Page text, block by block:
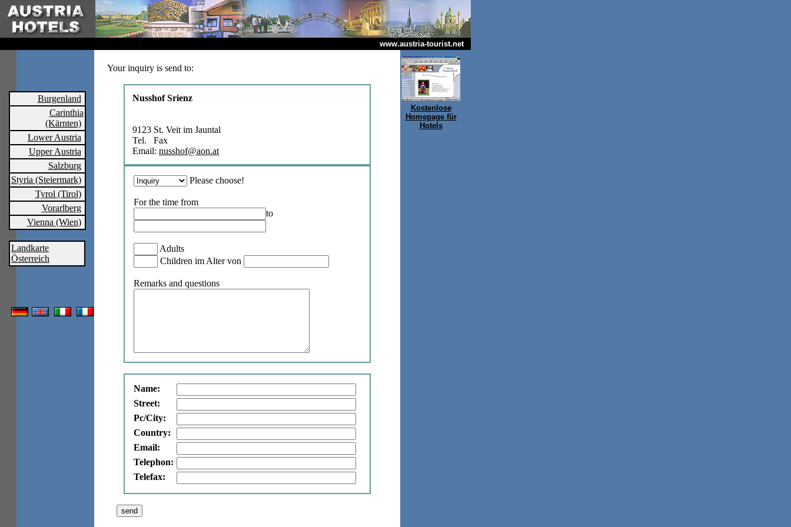
www.austria-tourist.net
Burgenland
Carinthia
(Kärnten)
Lower Austria
Upper Austria
Salzburg
Styria (Steiermark)
Tyrol (Tirol)
Vorarlberg
Vienna (Wien)
Landkarte
Österreich
Your inquiry is send to:
Nusshof Srienz
9123 St. Veit im Jauntal
Tel. Fax
Email: nusshof@aon.at
Please choose!
For the time from
to
Adults
Children im Alter von
Remarks and questions
Name:
Street:
Pc/City:
Country:
Email:
Telephon:
Telefax:
Kostenlose
Homepage für
Hotels